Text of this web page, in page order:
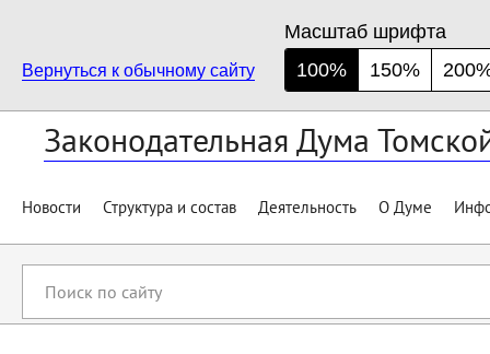
Вернуться к обычному сайту
Масштаб шрифта
100%
150%
Законодательная Дума
Новости Структура и состав Деятельность О Думе
сайту